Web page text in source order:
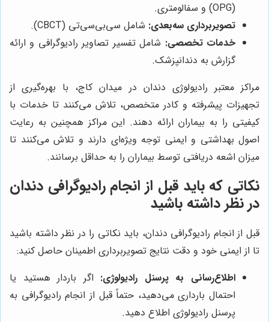
(OPG) و سفالومتری.
تصویربرداری سه‌بعدی: شامل سی‌بی‌سی‌تی (CBCT).
خدمات تخصصی: شامل تفسیر تصاویر رادیوگرافی و ارائه
گزارش به دندانپزشک.
مراکز معتبر رادیولوژی دندان در میدان کاج، با بهره‌گیری از
تجهیزات پیشرفته و کادر متخصص، تلاش می‌کنند تا خدمات با
کیفیتی را به بیماران ارائه دهند. این مراکز همچنین به رعایت
اصول بهداشتی و ایمنی توجه ویژه‌ای دارند و تلاش می‌کنند تا
میزان اشعه دریافتی توسط بیماران را به حداقل برسانند.
نکاتی که باید قبل از انجام رادیوگرافی دندان
در نظر داشته باشید
قبل از انجام رادیوگرافی دندان، باید نکاتی را در نظر داشته باشید
تا از ایمنی خود و دقت نتایج تصویربرداری اطمینان حاصل کنید:
اطلاع‌رسانی به پرسنل رادیولوژی: اگر باردار هستید یا
احتمال بارداری می‌دهید، حتماً قبل از انجام رادیوگرافی به
پرسنل رادیولوژی اطلاع دهید.